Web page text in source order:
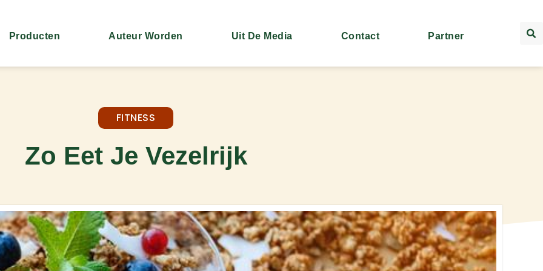
Producten Auteur Worden Uit De Media Contact Partner
FITNESS
Zo Eet Je Vezelrijk